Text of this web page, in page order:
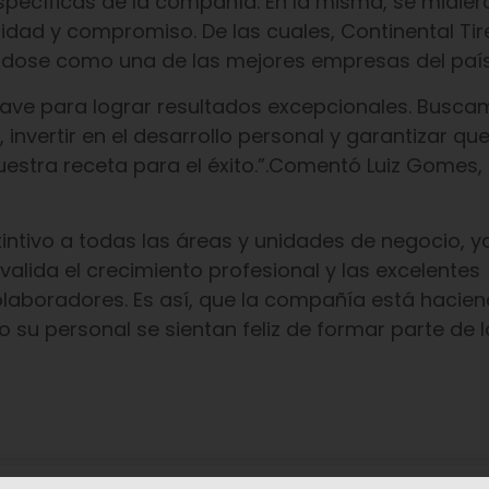
y compromiso. De las cuales, Continental
como una de las mejores empresas del
para lograr resultados excepcionales.
en el desarrollo personal y garantizar
receta para el éxito.”.Comentó Luiz Gomes,
a todas las áreas y unidades de negocio,
el crecimiento profesional y las excelentes
Es así, que la compañía está
personal se sientan feliz de formar parte de